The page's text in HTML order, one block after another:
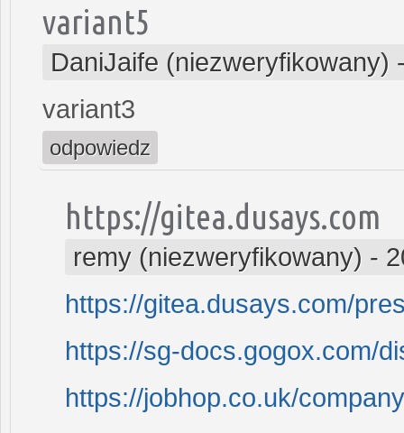
variant5
DaniJaife (niezweryfikowany)
variant3
odpowiedz
https://gitea.dusays.com
remy (niezweryfikowany) -
https://gitea.dusays.com/
https://sg-docs.gogox.com/
https://jobhop.co.uk/